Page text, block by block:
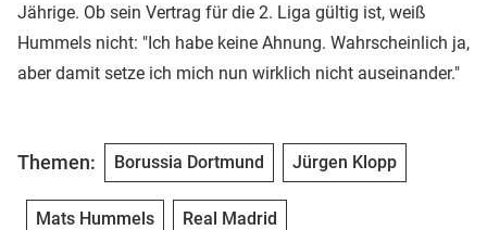
Jährige. Ob sein Vertrag für die 2. Liga gültig ist, weiß
Hummels nicht: "Ich habe keine Ahnung. Wahrscheinlich ja,
aber damit setze ich mich nun wirklich nicht auseinander."
Themen: Borussia Dortmund Jürgen Klopp
Mats Hummels Real Madrid